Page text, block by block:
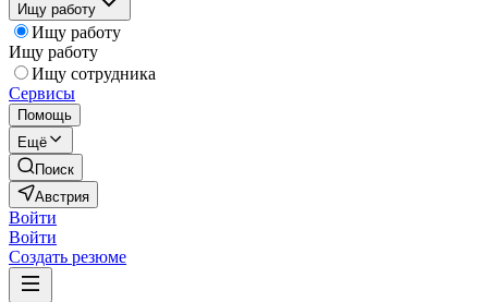
Ищу работу
Ищу работу
Ищу работу
Ищу сотрудника
Сервисы
Помощь
Ещё
Поиск
Австрия
Войти
Войти
Создать резюме